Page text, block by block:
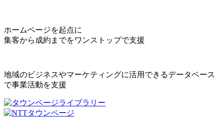
ホームページを起点に
集客から成約までをワンストップで支援
地域のビジネスやマーケティングに活用できるデータベース
で事業活動を支援